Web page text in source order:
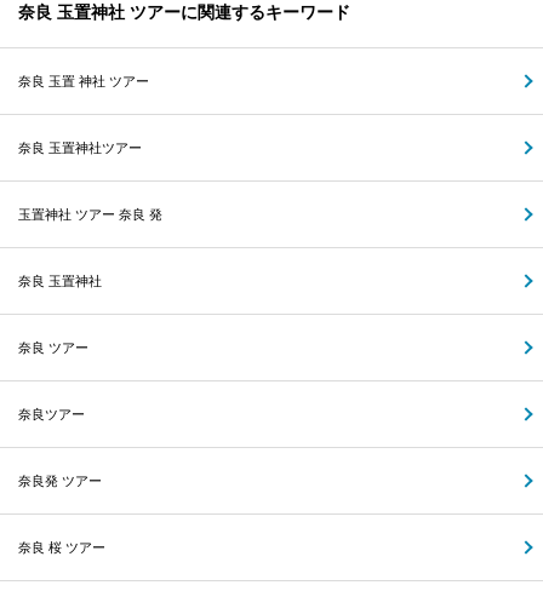
奈良 玉置神社 ツアーに関連するキーワード
奈良 玉置 神社 ツアー
奈良 玉置神社ツアー
玉置神社 ツアー 奈良 発
奈良 玉置神社
奈良 ツアー
奈良ツアー
奈良発 ツアー
奈良 桜 ツアー